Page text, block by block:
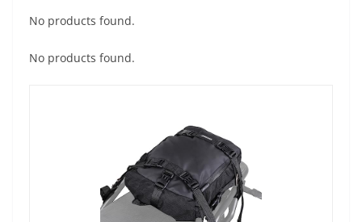
No products found.
No products found.